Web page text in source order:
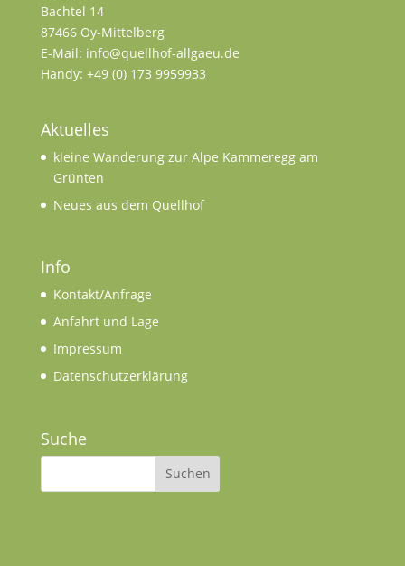
Bachtel 14
87466 Oy-Mittelberg
E-Mail: info@quellhof-allgaeu.de
Handy: +49 (0) 173 9959933
Aktuelles
kleine Wanderung zur Alpe Kammeregg am
Grünten
Neues aus dem Quellhof
Info
Kontakt/Anfrage
Anfahrt und Lage
Impressum
Datenschutzerklärung
Suche